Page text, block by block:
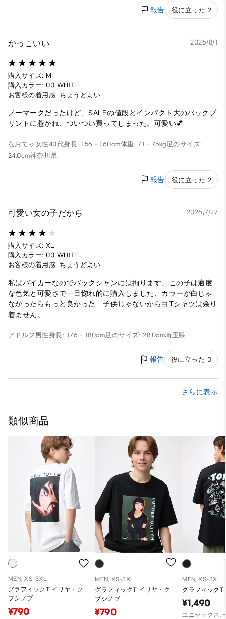
報告 役に立った 2
かっこいい 2026/8/1
購入サイズ: M
購入カラー: 00 WHITE
お客様の着用感: ちょうどよい
ノーマークだったけど、SALEの値段とインパクト大のバックプ
リントに惹かれ、ついつい買ってしまった。可愛い💕
なおてゃ女性40代身長: 156 - 160cm体重: 71 - 75kg足のサイズ:
24.0cm神奈川県
報告 役に立った 2
可愛い女の子だから 2026/7/27
購入サイズ: XL
購入カラー: 00 WHITE
お客様の着用感: ちょうどよい
私はバイカーなのでバックシャンには拘ります、この子は適度
な色気と可愛さで一目惚れ的に購入しました、カラーが白じゃ
なかったらもっと良かった 子供じゃないから白Tシャツは余り
着ません。
アドルフ 男性身長: 176 - 180cm足のサイズ: 28.0cm埼玉県
報告 役に立った 0
さらに表示
類似商品
MEN, XS-3XL
グラフィックT イリヤ・ク
ブシノブ
¥790
MEN, XS-3XL
グラフィックT イリヤ・ク
ブシノブ
¥790
MEN, XS-3XL
グラフィック
¥1,490
ユニセックス,